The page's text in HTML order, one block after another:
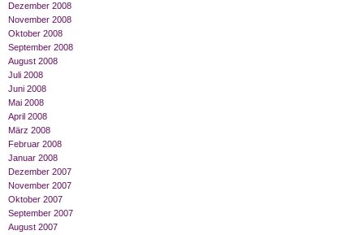
Dezember 2008
November 2008
Oktober 2008
September 2008
August 2008
Juli 2008
Juni 2008
Mai 2008
April 2008
März 2008
Februar 2008
Januar 2008
Dezember 2007
November 2007
Oktober 2007
September 2007
August 2007